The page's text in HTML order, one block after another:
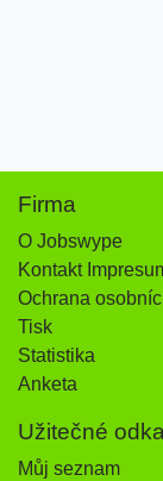
Firma
O Jobswype
Kontakt
Ochrana
Tisk
Statistika
Anketa
Užitečné
Můj seznam